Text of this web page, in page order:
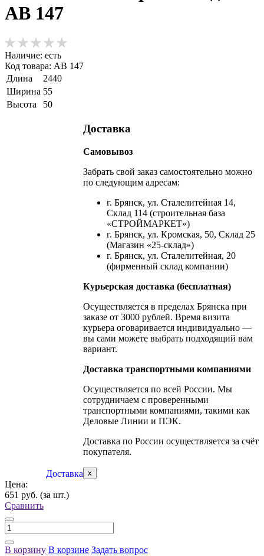
АВ 147
Наличие: есть
Код товара: АВ 147
Длина
2440
Ширина 55
Высота
50
Доставка
Доставка
Самовывоз
Забрать свой заказ самостоятельно можно
по следующим адресам:
г. Брянск, ул. Сталелитейная 14,
Склад 114 (строительная база
«СТРОЙМАРКЕТ»)
г. Брянск, ул. Кромская, 50, Склад 25
(Магазин «25-склад»)
г. Брянск, ул. Сталелитейная, 20
(фирменный склад компании)
Курьерская доставка (бесплатная)
Осуществляется в пределах Брянска при
заказе от 3000 рублей. Время визита
курьера оговаривается индивидуально —
вы сами можете выбрать подходящий вам
вариант.
Доставка транспортными компаниями
Осуществляется по всей России. Мы
сотрудничаем с проверенными
транспортными компаниями, такими как
Деловые Линии и ПЭК.
Доставка по России осуществляется за счёт
покупателя.
x
Цена:
651 руб. (за шт.)
Сравнить
В корзину В корзине Задать вопрос